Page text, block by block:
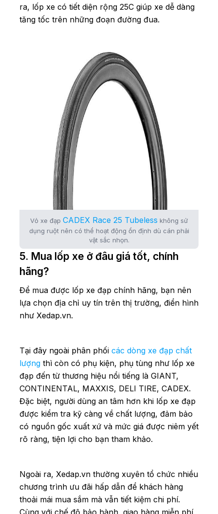
ra, lốp xe có tiết diện rộng 25C giúp xe dễ dàng
tăng tốc trên những đoạn đường đua.
Vỏ xe đạp CADEX Race 25 Tubeless không sử
dụng ruột nên có thể hoạt động ổn định dù cán phải
vật sắc nhọn.
5. Mua lốp xe ở đâu giá tốt, chính
hãng?
Để mua được lốp xe đạp chính hãng, bạn nên
lựa chọn địa chỉ uy tín trên thị trường, điển hình
như Xedap.vn.
Tại đây ngoài phân phối các dòng xe đạp chất
lượng thì còn có phụ kiện, phụ tùng như lốp xe
đạp đến từ thương hiệu nổi tiếng là GIANT,
CONTINENTAL, MAXXIS, DELI TIRE, CADEX.
Đặc biệt, người dùng an tâm hơn khi lốp xe đạp
được kiểm tra kỹ càng về chất lượng, đảm bảo
có nguồn gốc xuất xứ và mức giá được niêm yết
rõ ràng, tiện lợi cho bạn tham khảo.
Ngoài ra, Xedap.vn thường xuyên tổ chức nhiều
chương trình ưu đãi hấp dẫn để khách hàng
thoải mái mua sắm mà vẫn tiết kiệm chi phí.